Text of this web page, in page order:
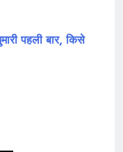
पहली बार, किसे